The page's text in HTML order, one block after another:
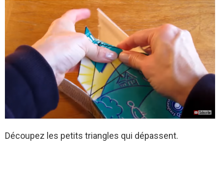
Découpez les petits triangles qui dépassent.